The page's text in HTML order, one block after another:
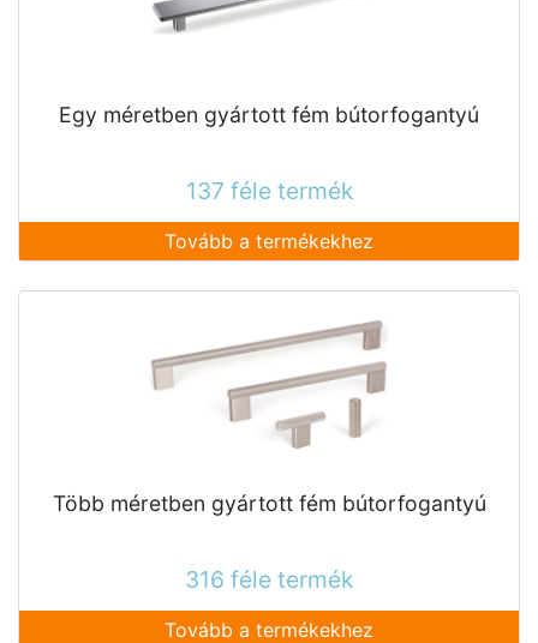
Egy méretben gyártott fém bútorfogantyú
137 féle termék
Tovább a termékekhez
Több méretben gyártott fém bútorfogantyú
316 féle termék
Tovább a termékekhez